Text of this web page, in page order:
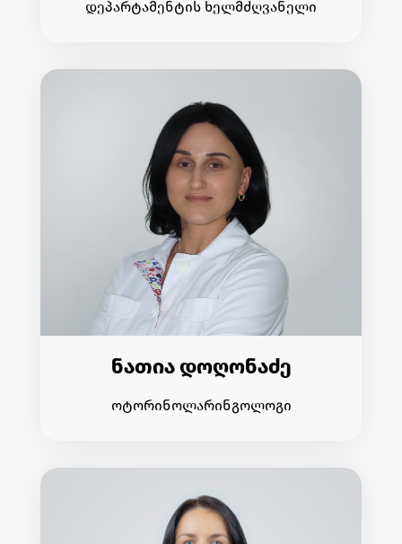
დეპარტამენტის ხელმძღვანელი
ნათია დოღონაძე
ოტორინოლარინგოლოგი